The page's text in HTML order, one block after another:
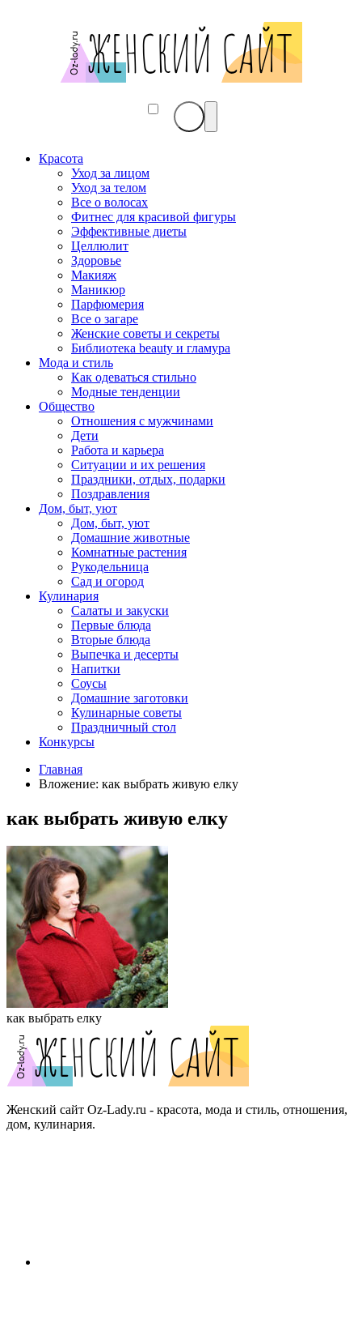
Красота
Уход за лицом
Уход за телом
Все о волосах
Фитнес для красивой фигуры
Эффективные диеты
Целлюлит
Здоровье
Макияж
Маникюр
Парфюмерия
Все о загаре
Женские советы и секреты
Библиотека beauty и гламура
Мода и стиль
Как одеваться стильно
Модные тенденции
Общество
Отношения с мужчинами
Дети
Работа и карьера
Ситуации и их решения
Праздники, отдых, подарки
Поздравления
Дом, быт, уют
Дом, быт, уют
Домашние животные
Комнатные растения
Рукодельница
Сад и огород
Кулинария
Салаты и закуски
Первые блюда
Вторые блюда
Выпечка и десерты
Напитки
Соусы
Домашние заготовки
Кулинарные советы
Праздничный стол
Конкурсы
Главная
Вложение: как выбрать живую елку
как выбрать живую елку
как выбрать елку
Женский сайт Oz-Lady.ru - красота, мода и стиль, отношения,
дом, кулинария.